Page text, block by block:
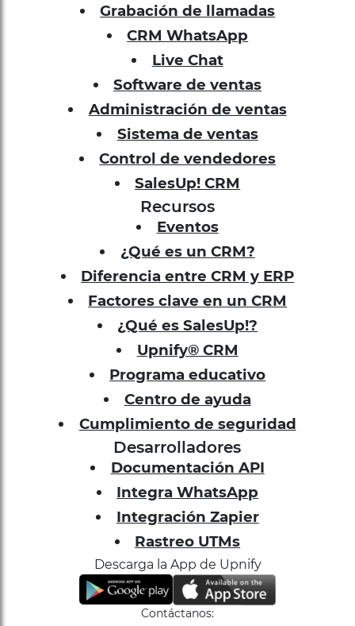
Grabación de llamadas
CRM WhatsApp
Live Chat
Software de ventas
Administración de ventas
Sistema de ventas
Control de vendedores
SalesUp! CRM
Recursos
Eventos
¿Qué es un CRM?
Diferencia entre CRM y ERP
Factores clave en un CRM
¿Qué es SalesUp!?
Upnify® CRM
Programa educativo
Centro de ayuda
Cumplimiento de seguridad
Desarrolladores
Documentación API
Integra WhatsApp
Integración Zapier
Rastreo UTMs
Descarga la App de Upnify
Contáctanos: